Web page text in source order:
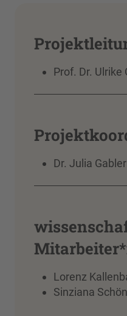
Prof. Dr. Ulrike
Dr. Julia Gabler
Lorenz
Sinziana